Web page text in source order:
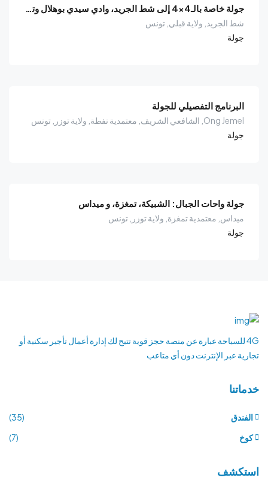
جولة خاصة بالـ4×4 إلى شط الجريد، وادي سيدي بوهلال وتجربة غروب الصحراء
شط الجريد, ولاية قبلي, تونس
جولة
البرنامج التفصيلي للجولة
Ong Jemel, الشافعي الشريف, معتمدية نفطة, ولاية توزر, تونس
جولة
جولة واحات الجبال: الشبيكة، تمغزة، و ميداس
ميداس, معتمدية تمغزة, ولاية توزر, تونس
جولة
4G للسياحة عبارة عن منصة حجز قوية تتيح لك إدارة أعمال تأجير سكنية أو
تجارية عبر الإنترنت دون أي متاعب
خدماتنا
الفندق
(35)
كوخ
(7)
استكشف